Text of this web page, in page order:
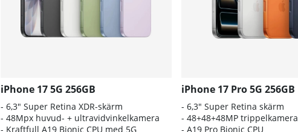
iPhone 17 5G 256GB
- 6,3" Super Retina XDR-skärm
- 48Mpx huvud- + ultravidvinkelkamera
- Kraftfull A19 Bionic CPU med 5G
iPhone 17 Pro 5G 256GB
- 6,3" Super Retina skärm
- 48+48+48MP trippelkamera
- A19 Pro Bionic CPU